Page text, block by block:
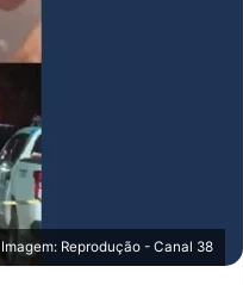
Reprodução - Canal 38